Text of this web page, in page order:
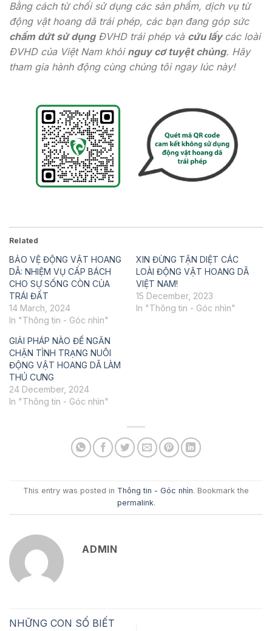
Bằng cách từ chối sử dụng các sản phẩm, dịch vụ từ
động vật hoang dã trái phép, các bạn đang góp sức
chấm dứt sử dụngĐVHD trái phép và cứu lấycác loài
ĐVHD của Việt Nam khỏi nguy cơ tuyệt chủng. Hãy
tham gia hành động cùng chúng tôi ngay lúc này!
Related
BẢO VỆ ĐỘNG VẬT HOANG
DÃ: NHIỆM VỤ CẤP BÁCH
CHO SỰ SỐNG CÒN CỦA
TRÁI ĐẤT
14 March, 2024
In "Thông tin - Góc nhìn"
XIN ĐỪNG TẬN DIỆT CÁC
LOÀI ĐỘNG VẬT HOANG DÃ
VIỆT NAM!
15 December, 2023
In "Thông tin - Góc nhìn"
GIẢI PHÁP NÀO ĐỂ NGĂN
CHẶN TÌNH TRẠNG NUÔI
ĐỘNG VẬT HOANG DÃ LÀM
THÚ CƯNG
24 December, 2024
In "Thông tin - Góc nhìn"
This entry was posted in Thông tin - Góc nhìn. Bookmark the
permalink.
ADMIN
NHỮNG CON SỐ BIẾT